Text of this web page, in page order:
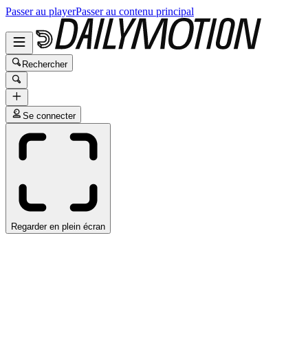
Passer au playerPasser au contenu principal
Rechercher
Se connecter
Regarder en plein écran